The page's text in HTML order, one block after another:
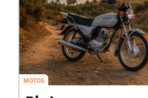
MOTOS